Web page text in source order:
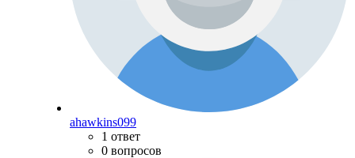
ahawkins099
1 ответ
0 вопросов